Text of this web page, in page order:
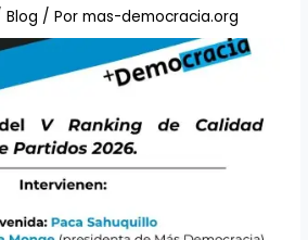
Blog / Pormas-democracia.org